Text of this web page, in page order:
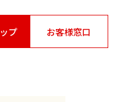
プ お客様窓口